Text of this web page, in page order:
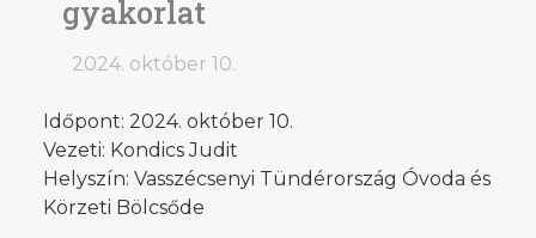
gyakorlat
2024. október 10.
Időpont: 2024. október 10.
Vezeti: Kondics Judit
Helyszín: Vasszécsenyi Tündérország Óvoda és
Körzeti Bölcsőde